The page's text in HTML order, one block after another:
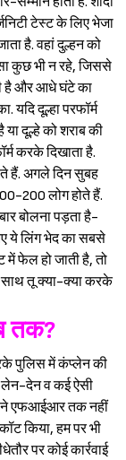
टेस्ट के लिए भेजा
है. वहां दुल्हन को
कुछ भी न रहे, जिससे
है और आधे घंटे का
यदि दूल्हा परफॉर्म
या दूल्हे को शराब की
करके दिखाता है.
हैं. अगले दिन सुबह
200 लोग होते हैं.
बोलना पड़ता है-
ये लिंग भेद का सबसे
फेल हो जाती है, तो
साथ तू क्या-क्या करके
तक?
पुलिस में कंप्लेन की
लेन-देन व कई ऐसी
ने एफआईआर तक नहीं
किया, हम पर भी
पर कोई कार्रवाई